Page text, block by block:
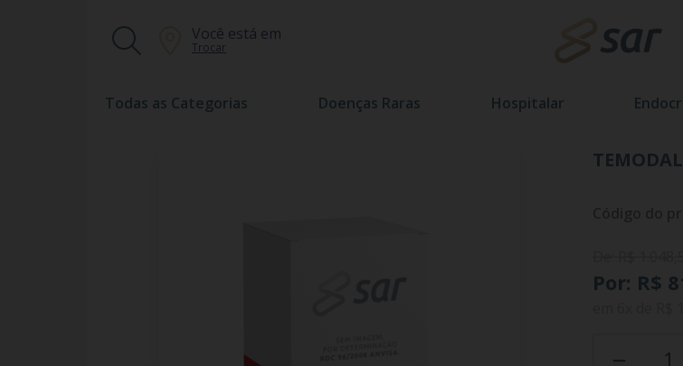
Você está em
Trocar
Todas as Categorias Doenças Raras Hospitalar
Por: R$